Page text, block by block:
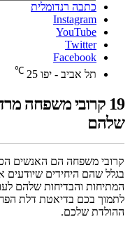
כתבה רנדומלית
Instagram
YouTube
Twitter
Facebook
תל אביב - יפו 25
℃
19 קרובי משפחה
שלהם
קרובי משפחה הם האנשים
בגלל שהם היחידים
המתיחות והבדיחות שלהם
לתמוך בכם בדיאטת דלת
ההולדת שלכם.